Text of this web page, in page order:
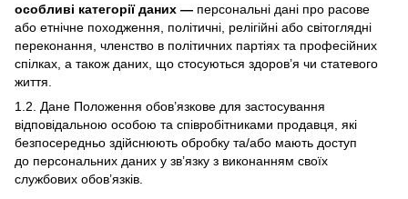
особливі категорії даних — персональні дані про расове
або етнічне походження, політичні, релігійні або світоглядні
переконання, членство в політичних партіях та професійних
спілках, а також даних, що стосуються здоров’я чи статевого
життя.
1.2. Дане Положення обов’язкове для застосування
відповідальною особою та співробітниками продавця, які
безпосередньо здійснюють обробку та/або мають доступ
до персональних даних у зв’язку з виконанням своїх
службових обов’язків.